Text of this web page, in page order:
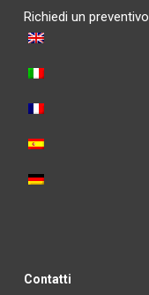
Richiedi un preventivo
Contatti